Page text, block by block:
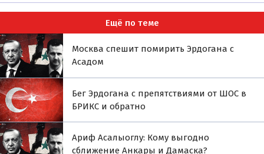
Ещё по теме
Москва спешит помирить Эрдогана с
Асадом
Бег Эрдогана с препятствиями от ШОС в
БРИКС и обратно
Ариф Асалыоглу: Кому выгодно
сближение Анкары и Дамаска?